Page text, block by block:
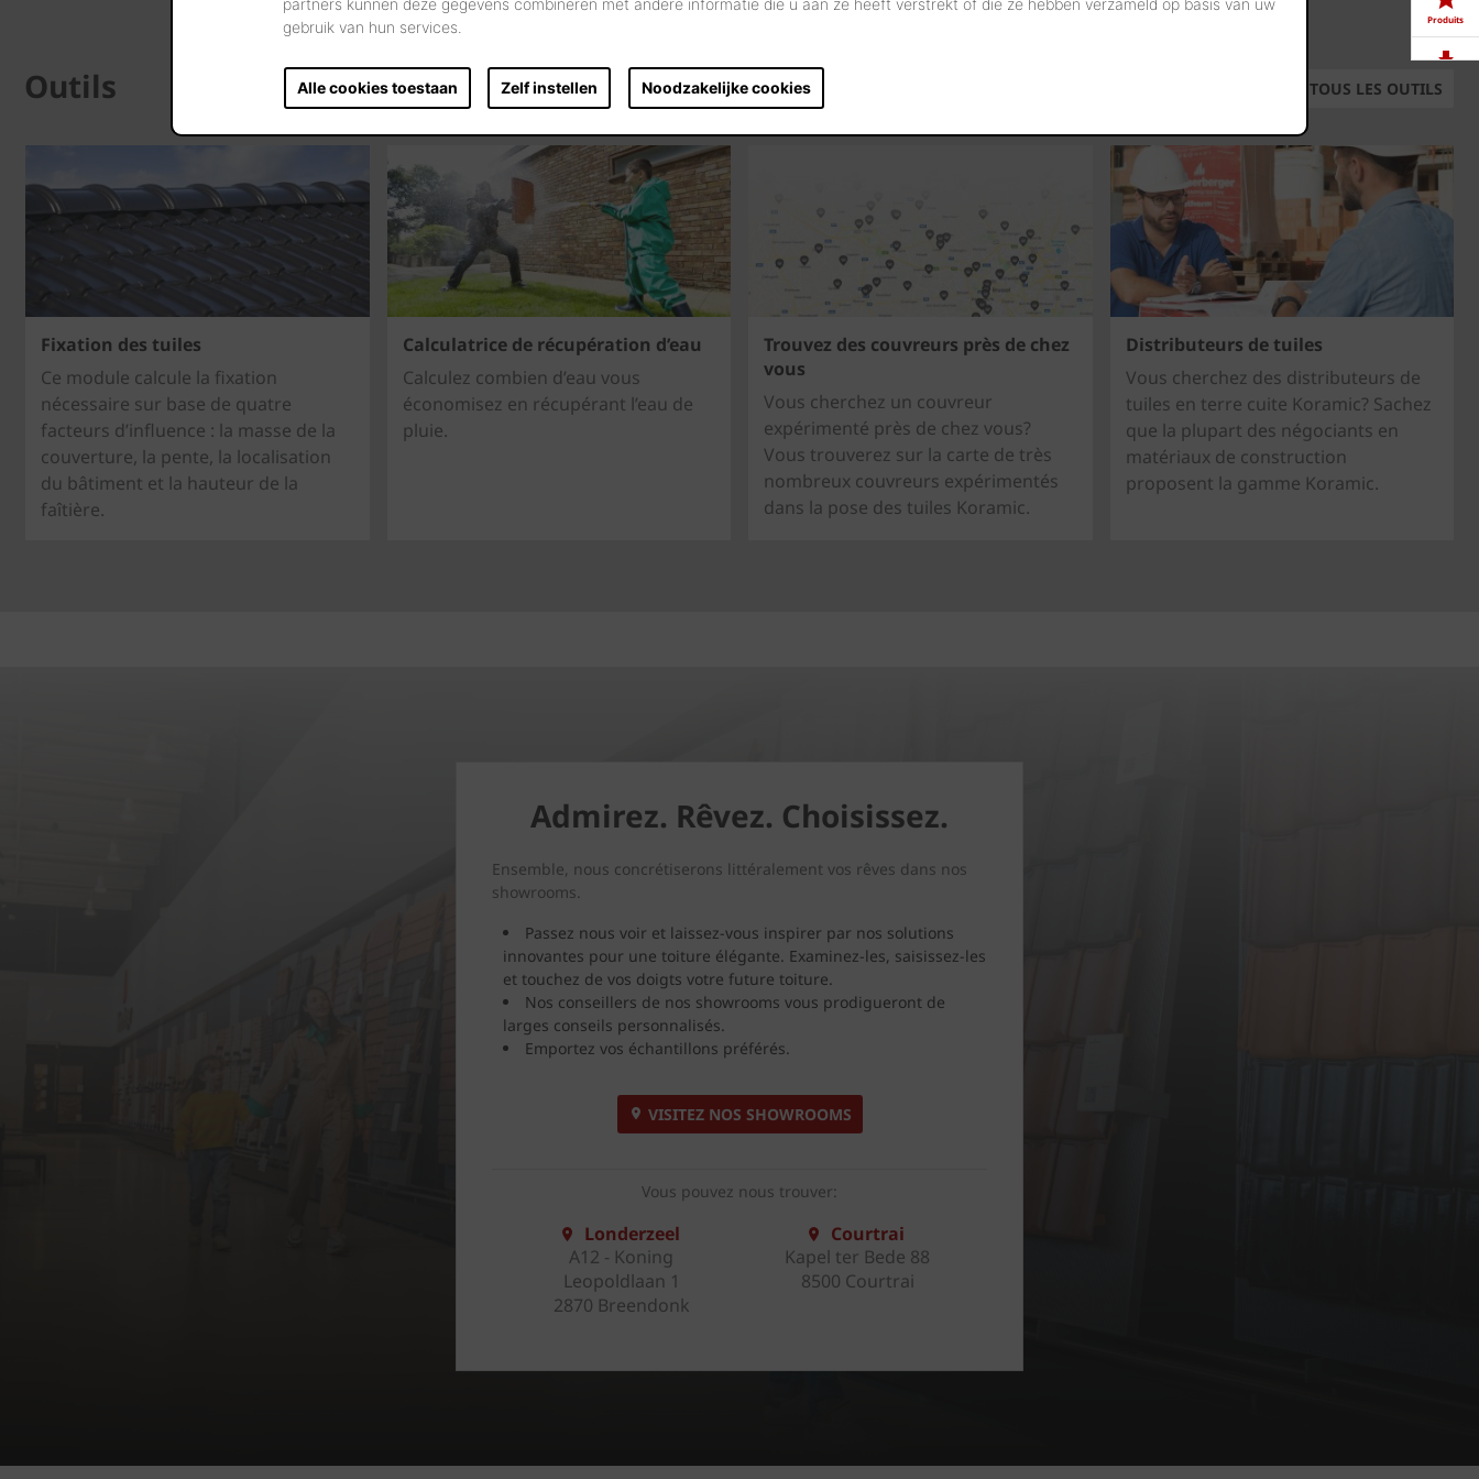
partners kunnen deze gegevens combineren met andere informatie die u aan ze heeft verstrekt of die ze hebben verzameld op basis van uw
gebruik van hun services.
Alle cookies toestaan Zelf instellen Noodzakelijke cookies
Outils TOUS LES OUTILS
Fixation des tuiles
Ce module calcule la fixation
nécessaire sur base de quatre
facteurs d’influence : la masse de la
couverture, la pente, la localisation
du bâtiment et la hauteur de la
faîtière.
Calculatrice de récupération d’eau
Calculez combien d’eau vous
économisez en récupérant l’eau de
pluie.
Trouvez des couvreurs près de chez
vous
Vous cherchez un couvreur
expérimenté près de chez vous?
Vous trouverez sur la carte de très
nombreux couvreurs expérimentés
dans la pose des tuiles Koramic.
Distributeurs de tuiles
Vous cherchez des distributeurs de
tuiles en terre cuite Koramic? Sachez
que la plupart des négociants en
matériaux de construction
proposent la gamme Koramic.
Admirez. Rêvez. Choisissez.
Ensemble, nous concrétiserons littéralement vos rêves dans nos
showrooms.
Passez nous voir et laissez-vous inspirer par nos solutions
innovantes pour une toiture élégante. Examinez-les, saisissez-les
et touchez de vos doigts votre future toiture.
Nos conseillers de nos showrooms vous prodigueront de
larges conseils personnalisés.
Emportez vos échantillons préférés.
VISITEZ NOS SHOWROOMS
Vous pouvez nous trouver:
Londerzeel
A12 - Koning
Leopoldlaan 1
2870 Breendonk
Courtrai
Kapel ter Bede 88
8500 Courtrai
Produits
Télé-
chargements
Showrooms